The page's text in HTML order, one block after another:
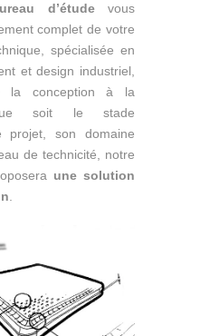
d’étudevous
complet de votre
spécialisée en
et design industriel,
conception à la
soit le stade
projet, son domaine
de technicité, notre
une solution